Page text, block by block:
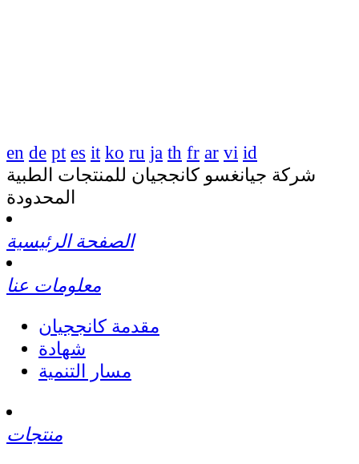
en de pt es it ko ru ja th fr ar vi id
شركة جيانغسو كانججيان للمنتجات الطبية
المحدودة
الصفحة الرئيسية
معلومات عنا
مقدمة كانججيان
شهادة
مسار التنمية
منتجات